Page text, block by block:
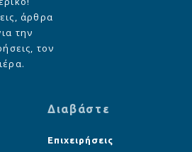
άρθρα
την
τον
Διαβάστε
Επιχειρήσεις